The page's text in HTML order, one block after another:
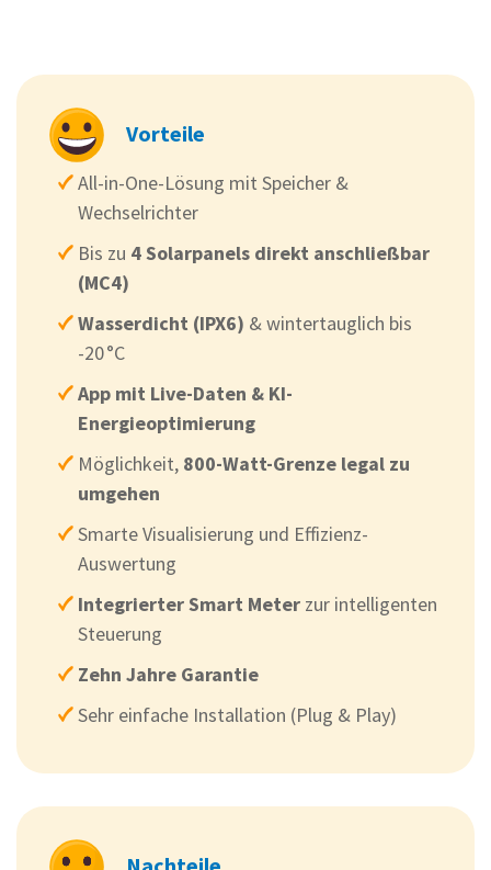
Vorteile
All-in-One-Lösung mit Speicher &
Wechselrichter
Bis zu 4 Solarpanels direkt anschließbar
(MC4)
Wasserdicht (IPX6) & wintertauglich bis
-20 °C
App mit Live-Daten & KI-
Energieoptimierung
Möglichkeit, 800-Watt-Grenze legal zu
umgehen
Smarte Visualisierung und Effizienz-
Auswertung
Integrierter Smart Meter zur intelligenten
Steuerung
Zehn Jahre Garantie
Sehr einfache Installation (Plug & Play)